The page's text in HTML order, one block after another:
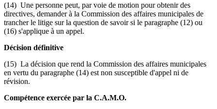
(14) Une personne peut, par voie de motion pour obtenir des
directives, demander à la Commission des affaires municipales de
trancher le litige sur la question de savoir si le paragraphe (12) ou
(16) s'applique à un appel.
Décision définitive
(15) La décision que rend la Commission des affaires municipales
en vertu du paragraphe (14) est non susceptible d'appel ni de
révision.
Compétence exercée par la C.A.M.O.